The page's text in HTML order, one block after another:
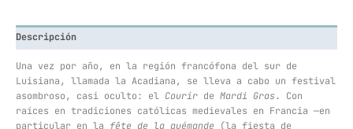
Descripción
Una vez por año, en la región francófona del sur de
Luisiana, llamada la Acadiana, se lleva a cabo un festival
asombroso, casi oculto: el Courir de Mardi Gras. Con
raíces en tradiciones católicas medievales en Francia —en
particular en la fête de la quémande (la fiesta de